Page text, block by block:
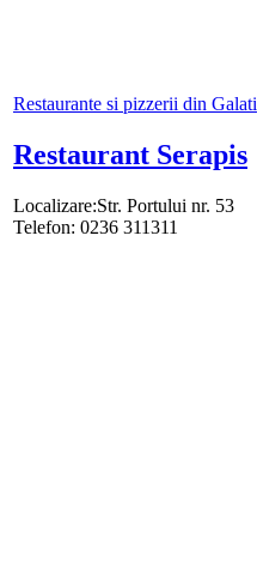
Restaurante si pizzerii din Galati
Restaurant Serapis
Localizare:Str. Portului nr. 53
Telefon: 0236 311311